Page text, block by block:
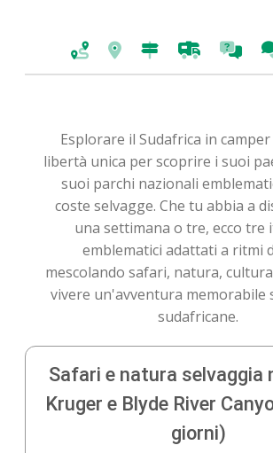
Esplorare il Sudafrica in
libertà unica per scoprire i suoi
suoi parchi nazionali
coste selvagge. Che tu abbia a
una settimana o tre, ecco tre
emblematici adattati a ritmi
mescolando safari, natura,
vivere un'avventura memorabile
sudafricane.
Safari e natura selvaggia
Kruger e Blyde River
giorni)